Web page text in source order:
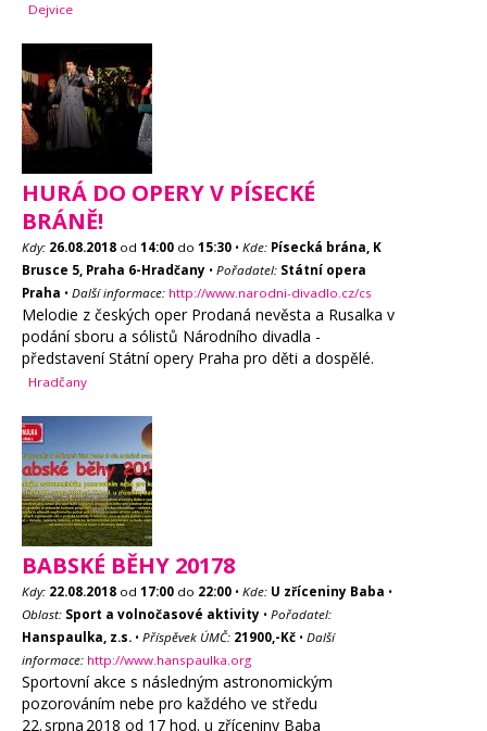
Dejvice
HURÁ DO OPERY V PÍSECKÉ
BRÁNĚ!
Kdy: 26.08.2018 od 14:00 do 15:30 • Kde: Písecká brána, K
Brusce 5, Praha 6-Hradčany • Pořadatel: Státní opera
Praha • Další informace: http://www.narodni-divadlo.cz/cs
Melodie z českých oper Prodaná nevěsta a Rusalka v
podání sboru a sólistů Národního divadla -
představení Státní opery Praha pro děti a dospělé.
Hradčany
BABSKÉ BĚHY 20178
Kdy: 22.08.2018 od 17:00 do 22:00 • Kde: U zříceniny Baba •
Oblast: Sport a volnočasové aktivity • Pořadatel:
Hanspaulka, z.s. • Příspěvek ÚMČ: 21900,-Kč • Další
informace: http://www.hanspaulka.org
Sportovní akce s následným astronomickým
pozorováním nebe pro každého ve středu
22. srpna 2018 od 17 hod. u zříceniny Baba